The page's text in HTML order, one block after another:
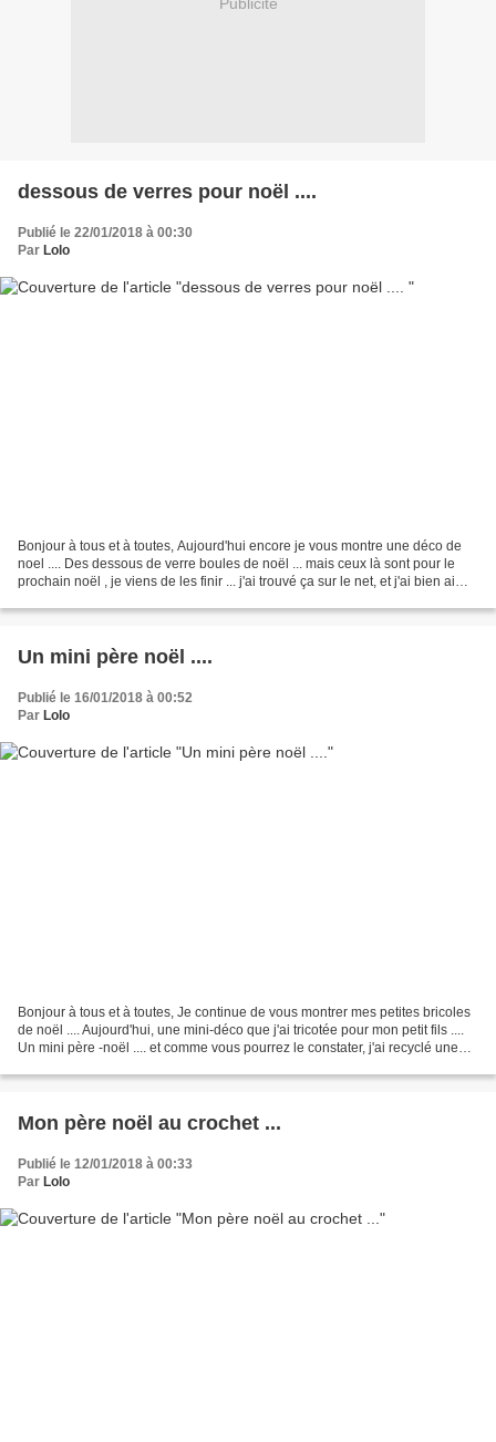
dessous de verres pour noël ....
Publié le 22/01/2018 à 00:30
Par Lolo
Bonjour à tous et à toutes, Aujourd'hui encore je vous montre une déco de
noel .... Des dessous de verre boules de noël ... mais ceux là sont pour le
prochain noël , je viens de les finir ... j'ai trouvé ça sur le net, et j'ai bien aimé
Un mini père noël ....
Publié le 16/01/2018 à 00:52
Par Lolo
Bonjour à tous et à toutes, Je continue de vous montrer mes petites bricoles
de noël .... Aujourd'hui, une mini-déco que j'ai tricotée pour mon petit fils ....
Un mini père -noël .... et comme vous pourrez le constater, j'ai recyclé une
Mon père noël au crochet ...
Publié le 12/01/2018 à 00:33
Par Lolo